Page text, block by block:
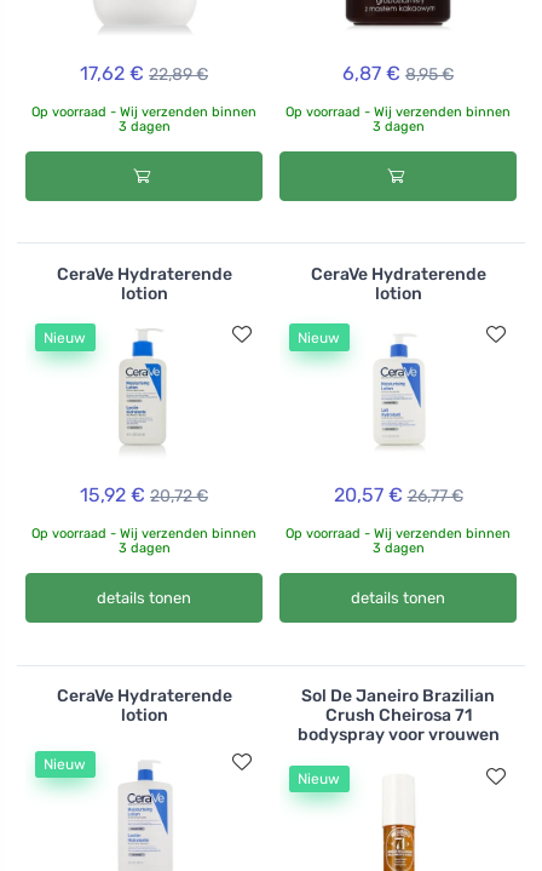
17,62 € 22,89 €
Op voorraad - Wij verzenden binnen
3 dagen
6,87 € 8,95 €
Op voorraad - Wij verzenden binnen
3 dagen
CeraVe Hydraterende
lotion
Nieuw
15,92 € 20,72 €
Op voorraad - Wij verzenden binnen
3 dagen
details tonen
CeraVe Hydraterende
lotion
Nieuw
20,57 € 26,77 €
Op voorraad - Wij verzenden binnen
3 dagen
details tonen
CeraVe Hydraterende
lotion
Nieuw
Sol De Janeiro Brazilian
Crush Cheirosa 71
bodyspray voor vrouwen
Nieuw